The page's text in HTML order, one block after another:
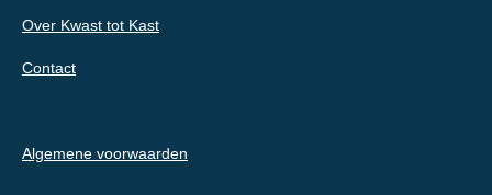
Over Kwast tot Kast
Contact
Algemene voorwaarden